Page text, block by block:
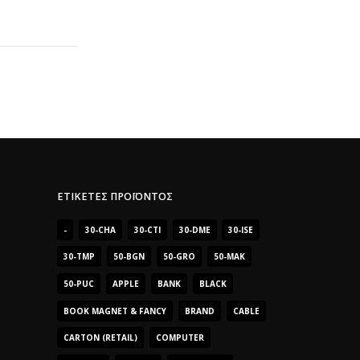
ΕΤΙΚΈΤΕΣ ΠΡΟΪΌΝΤΟΣ
- 30-CHA 30-CTI 30-DME 30-ISE
30-TMP 50-BGN 50-GRO 50-MAK
50-PUC APPLE BANK BLACK
BOOK MAGNET & FANCY BRAND CABLE
CARTON (RETAIL) COMPUTER